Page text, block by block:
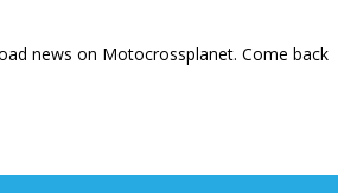
news on Motocrossplanet. Come back